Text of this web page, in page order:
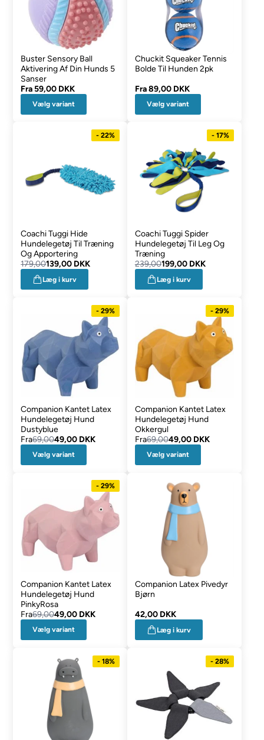
Buster Sensory Ball
Aktivering Af Din Hunds 5
Sanser
Fra59,00 DKK
Vælg variant
Chuckit Squeaker Tennis
Bolde Til Hunden 2pk
Fra89,00 DKK
Vælg variant
- 22%
Coachi Tuggi Hide
Hundelegetøj Til Træning
Og Apportering
179,00139,00 DKK
Læg i kurv
- 17%
Coachi Tuggi Spider
Hundelegetøj Til Leg Og
Træning
239,00199,00 DKK
Læg i kurv
- 29%
Companion Kantet Latex
Hundelegetøj Hund
Dustyblue
Fra69,0049,00 DKK
Vælg variant
- 29%
Companion Kantet Latex
Hundelegetøj Hund
Okkergul
Fra69,0049,00 DKK
Vælg variant
- 29%
Companion Kantet Latex
Hundelegetøj Hund
PinkyRosa
Fra69,0049,00 DKK
Vælg variant
Companion Latex Pivedyr
Bjørn
42,00 DKK
Læg i kurv
- 18% - 28%